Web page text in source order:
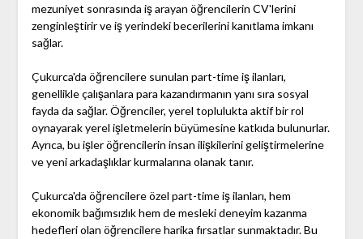
mezuniyet sonrasında iş arayan öğrencilerin CV'lerini
zenginleştirir ve iş yerindeki becerilerini kanıtlama imkanı
sağlar.
Çukurca'da öğrencilere sunulan part-time iş ilanları,
genellikle çalışanlara para kazandırmanın yanı sıra sosyal
fayda da sağlar. Öğrenciler, yerel toplulukta aktif bir rol
oynayarak yerel işletmelerin büyümesine katkıda bulunurlar.
Ayrıca, bu işler öğrencilerin insan ilişkilerini geliştirmelerine
ve yeni arkadaşlıklar kurmalarına olanak tanır.
Çukurca'da öğrencilere özel part-time iş ilanları, hem
ekonomik bağımsızlık hem de mesleki deneyim kazanma
hedefleri olan öğrencilere harika fırsatlar sunmaktadır. Bu